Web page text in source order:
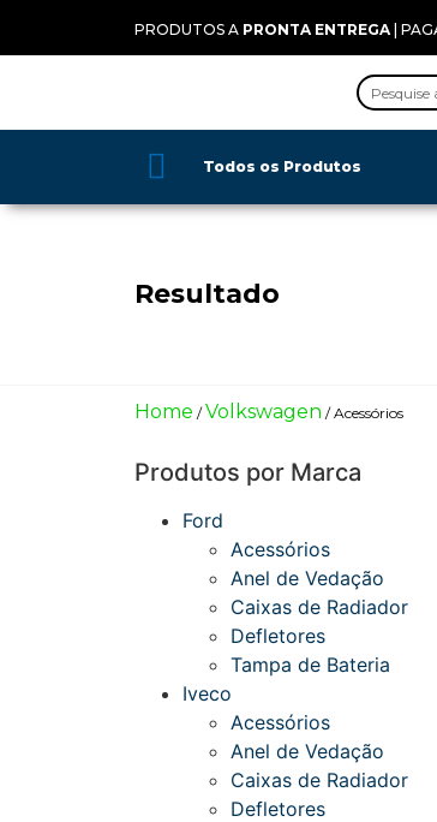
PRODUTOS A PRONTA ENTREGA |
Todos os Produtos
Resultado
Home /Volkswagen / Acessórios
Produtos por Marca
Ford
Acessórios
Anel de Vedação
Caixas de Radiador
Defletores
Tampa de Bateria
Iveco
Acessórios
Anel de Vedação
Caixas de Radiador
Defletores